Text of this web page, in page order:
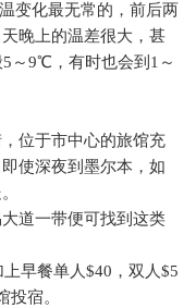
变化最无常的，前后两
晚上的温差很大，甚
5 ～9℃，有时也会到 1 ～
位于市中心的旅馆充
使深夜到墨尔本，如
道一带便可找到这类
早餐单人$40 ，双人$5
宿。